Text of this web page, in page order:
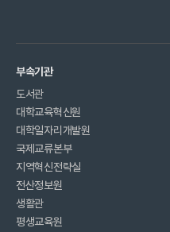
부속기관
도서관
대학교육혁신원
대학일자리개발원
국제교류본부
지역혁신전략실
전산정보원
생활관
평생교육원